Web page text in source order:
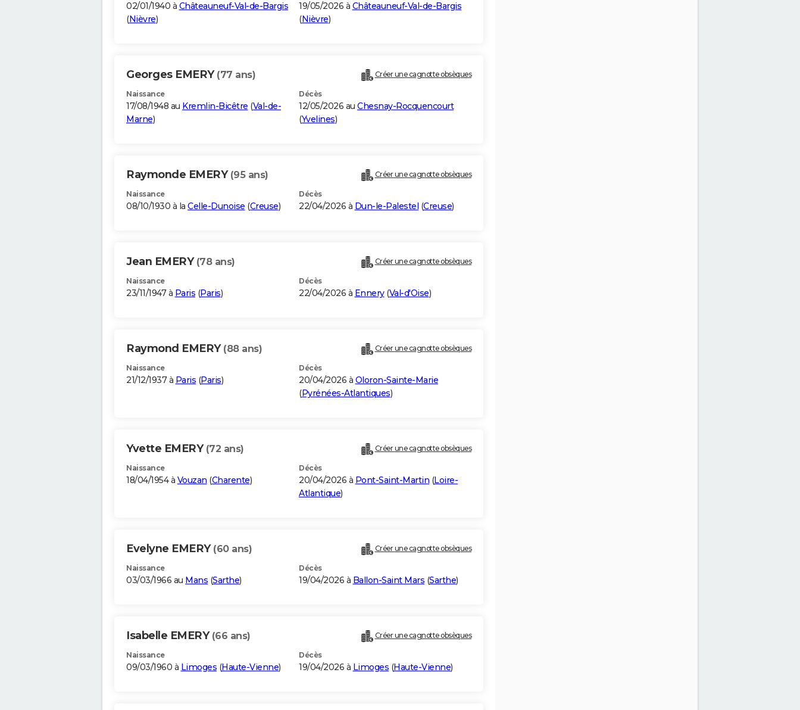
02/01/1940 à Châteauneuf-Val-de-Bargis
(Nièvre)
19/05/2026 à Châteauneuf-Val-de-Bargis
(Nièvre)
Georges EMERY (77 ans) Créer une cagnotte obsèques
Naissance
17/08/1948 au Kremlin-Bicêtre (Val-de-
Marne)
Décès
12/05/2026 au Chesnay-Rocquencourt
(Yvelines)
Raymonde EMERY (95 ans) Créer une cagnotte obsèques
Naissance
08/10/1930 à la Celle-Dunoise (Creuse)
Décès
22/04/2026 à Dun-le-Palestel (Creuse)
Jean EMERY (78 ans) Créer une cagnotte obsèques
Naissance
23/11/1947 à Paris (Paris)
Décès
22/04/2026 à Ennery(Val-d'Oise)
Raymond EMERY (88 ans) Créer une cagnotte obsèques
Naissance
21/12/1937 à Paris (Paris)
Décès
20/04/2026 à Oloron-Sainte-Marie
(Pyrénées-Atlantiques)
Yvette EMERY (72 ans) Créer une cagnotte obsèques
Naissance
18/04/1954 à Vouzan (Charente)
Décès
20/04/2026 à Pont-Saint-Martin (Loire-
Atlantique)
Evelyne EMERY (60 ans) Créer une cagnotte obsèques
Naissance
03/03/1966 au Mans (Sarthe)
Décès
19/04/2026 à Ballon-Saint Mars (Sarthe)
Isabelle EMERY (66 ans) Créer une cagnotte obsèques
Naissance
09/03/1960 à Limoges (Haute-Vienne)
Décès
19/04/2026 à Limoges (Haute-Vienne)